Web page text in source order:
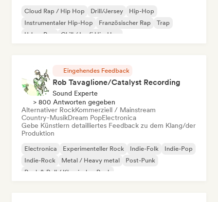
Cloud Rap / Hip Hop Drill/Jersey
Hip-Hop
Instrumentaler Hip-Hop
Französischer Rap
Trap
Urban Pop
Chill / Lo-fi Hip-Hop
Eingehendes Feedback
Rob Tavaglione/Catalyst Recording
Sound Experte
> 800 Antworten gegeben
Alternativer RockKommerziell / Mainstream
Country-MusikDream PopElectronica
Gebe Künstlern detailliertes Feedback zu dem Klang/der
Produktion
Electronica Experimenteller Rock Indie-Folk
Indie-Pop
Indie-Rock
Metal / Heavy metal
Post-Punk
Rock & Roll / Klassischer Rock